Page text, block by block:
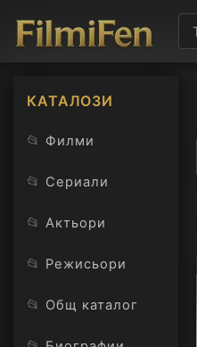
КАТАЛОЗИ
📂 Филми
📂 Сериали
📂 Актьори
📂 Режисьори
📂 Общ каталог